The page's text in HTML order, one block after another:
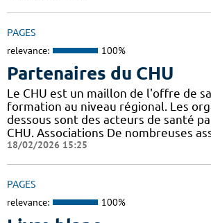
PAGES
relevance: 100%
Partenaires du CHU
Le CHU est un maillon de l'offre de
formation au niveau régional. Les
dessous sont des acteurs de santé
CHU. Associations De nombreuses
18/02/2026 15:25
PAGES
relevance: 100%